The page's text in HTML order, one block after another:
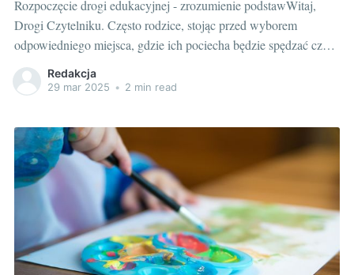
Rozpoczęcie drogi edukacyjnej - zrozumienie podstawWitaj,
Drogi Czytelniku. Często rodzice, stojąc przed wyborem
odpowiedniego miejsca, gdzie ich pociecha będzie spędzać czas,
zastanawiają się, co wybrać - żłobek czy przedszkole? Wybór
pomiędzy tymi dwoma instytucjami to niełatwe zadanie i
i wady każdej z
Redakcja
29 mar 2025 • 2 min read